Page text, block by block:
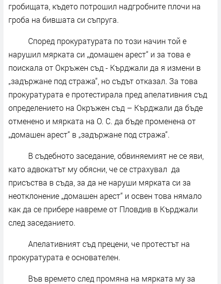
гробищата, където потрошил надгробните плочи на
гроба на бившата си съпруга.
Според прокуратурата по този начин той е
нарушил мярката си „домашен арест“ и за това е
поискала от Окръжен съд - Кърджали да я измени в
„задържане под стража“, но съдът отказал. За това
прокуратурата е протестирала пред апелативния съд
определението на Окръжен съд – Кърджали да бъде
отменено и мярката на О. С. да бъде променена от
„домашен арест“ в „задържане под стража“.
В съдебното заседание, обвиняемият не се яви,
като адвокатът му обясни, че се страхувал да
присъства в съда, за да не наруши мярката си за
неотклонение „домашен арест“ и освен това нямало
как да се прибере навреме от Пловдив в Кърджали
след заседанието.
Апелативният съд прецени, че протестът на
прокуратурата е основателен.
Във времето след промяна на мярката му за